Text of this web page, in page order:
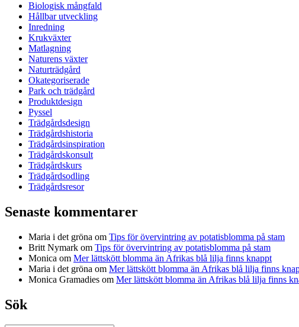
Biologisk mångfald
Hållbar utveckling
Inredning
Krukväxter
Matlagning
Naturens växter
Naturträdgård
Okategoriserade
Park och trädgård
Produktdesign
Pyssel
Trädgårdsdesign
Trädgårdshistoria
Trädgårdsinspiration
Trädgårdskonsult
Trädgårdskurs
Trädgårdsodling
Trädgårdsresor
Senaste kommentarer
Maria i det gröna om Tips för övervintring av potatisblomma på stam
Britt Nymark om Tips för övervintring av potatisblomma på stam
Monica om Mer lättskött blomma än Afrikas blå lilja finns knappt
Maria i det gröna om Mer lättskött blomma än Afrikas blå lilja finns
Monica Gramadies om Mer lättskött blomma än Afrikas blå lilja finns
Sök